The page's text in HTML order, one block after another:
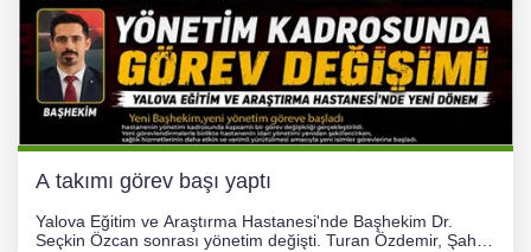
A takımı görev başı yaptı
Yalova Eğitim ve Araştırma Hastanesi'nde Başhekim Dr.
Seçkin Özcan sonrası yönetim değişti. Turan Özdemir, Şahin